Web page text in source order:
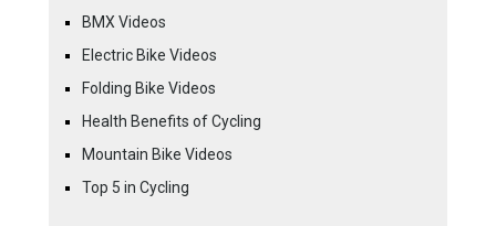
BMX Videos
Electric Bike Videos
Folding Bike Videos
Health Benefits of Cycling
Mountain Bike Videos
Top 5 in Cycling